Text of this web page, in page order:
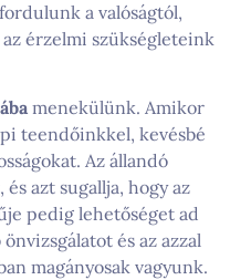
a valóságtól,
érzelmi szükségleteink
menekülünk. Amikor
teendőinkkel, kevésbé
Az állandó
azt sugallja, hogy az
pedig lehetőséget ad
és az azzal
magányosak vagyunk.